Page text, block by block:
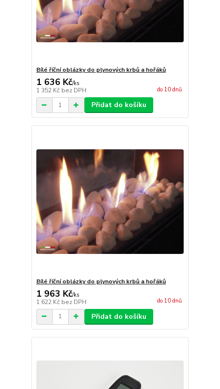
Bílé říční oblázky do plynových krbů a hořáků
1 636 Kč/ks
1 352 Kč bez DPH do 10 dnů
Přidat do košíku
Bílé říční oblázky do plynových krbů a hořáků
1 963 Kč/ks
1 622 Kč bez DPH do 10 dnů
Přidat do košíku